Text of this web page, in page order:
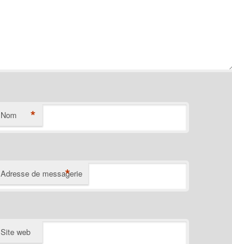
Nom *
Adresse de messagerie
*
Site web